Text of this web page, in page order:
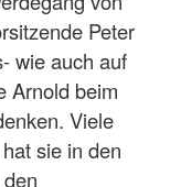
Peter
wie auch auf
Arnold beim
Viele
sie in den